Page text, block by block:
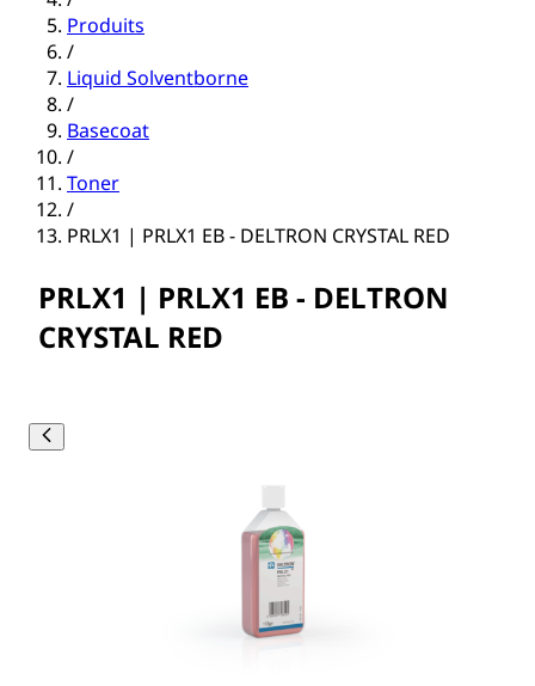
Produits
/
Liquid Solventborne
/
Basecoat
/
Toner
/
PRLX1 | PRLX1 EB - DELTRON CRYSTAL RED
PRLX1 | PRLX1 EB - DELTRON
CRYSTAL RED